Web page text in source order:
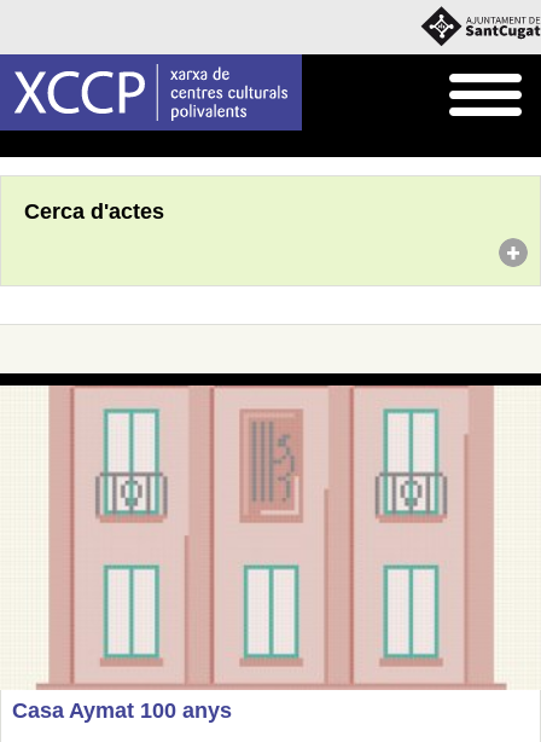
Cerca d'actes
Casa Aymat 100 anys